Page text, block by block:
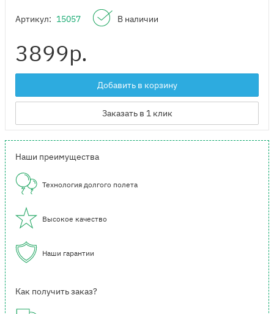
Артикул: 15057 В наличии
3899р.
Добавить в корзину
Заказать в 1 клик
Наши преимущества
Технология долгого полета
Высокое качество
Наши гарантии
Как получить заказ?